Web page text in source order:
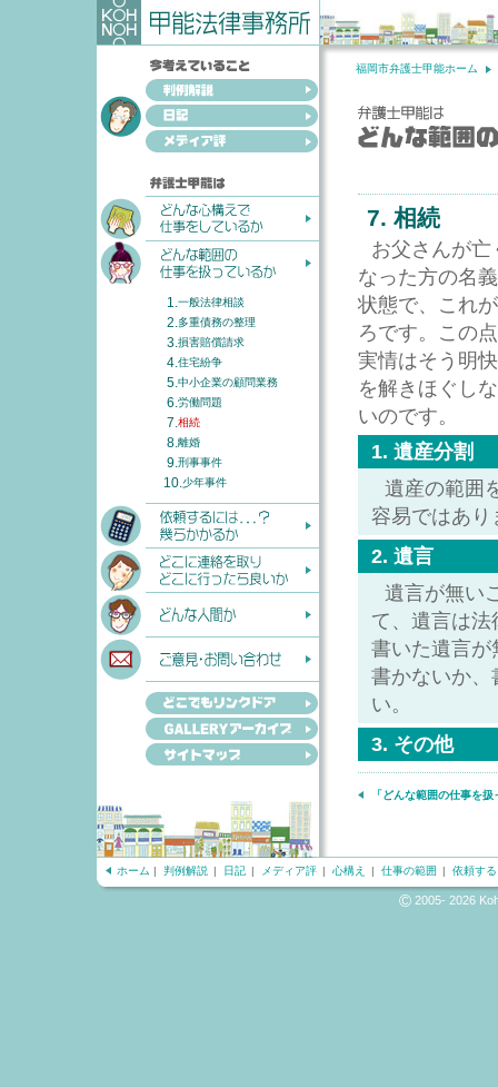
1.一般法律相談
2.多重債務の整理
3.損害賠償請求
4.住宅紛争
5.中小企業の顧問業務
6.労働問題
7.相続
8.離婚
9.刑事事件
10.少年事件
福岡市弁護士甲能ホーム
7. 相続
お父さんが
なった方の名
状態で、これ
ろです。この
実情はそう明
を解きほぐし
いのです。
1. 遺産分割
遺産の範囲
容易ではあ
2. 遺言
遺言が無い
て、遺言は
書いた遺言が
書かないか、
い。
3. その他
「どんな範囲の仕事を
ホーム | 判例解説 | 日記 | メディア評 | 心構え | 仕事の範囲 | 依頼す
© 2005- 2026